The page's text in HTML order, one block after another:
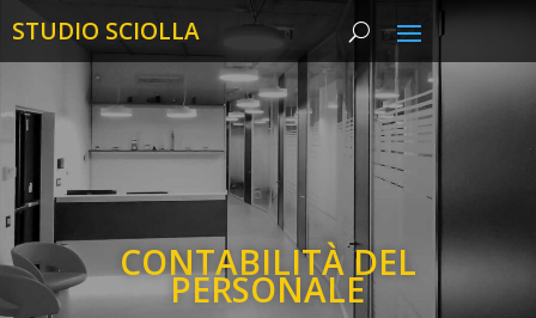
CONTABILITÀ DEL
PERSONALE